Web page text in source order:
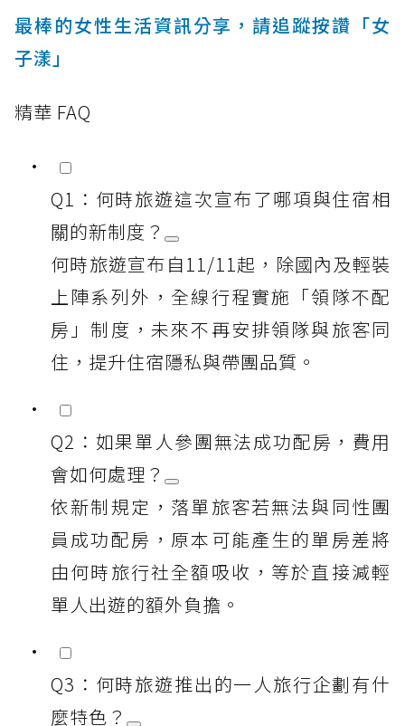
最棒的女性生活資訊分享，請追蹤按讚「女
子漾」
精華 FAQ
Q1：何時旅遊這次宣布了哪項與住宿相
關的新制度？
何時旅遊宣布自11/11起，除國內及輕裝
上陣系列外，全線行程實施「領隊不配
房」制度，未來不再安排領隊與旅客同
住，提升住宿隱私與帶團品質。
Q2：如果單人參團無法成功配房，費用
會如何處理？
依新制規定，落單旅客若無法與同性團
員成功配房，原本可能產生的單房差將
由何時旅行社全額吸收，等於直接減輕
單人出遊的額外負擔。
Q3：何時旅遊推出的一人旅行企劃有什
麼特色？